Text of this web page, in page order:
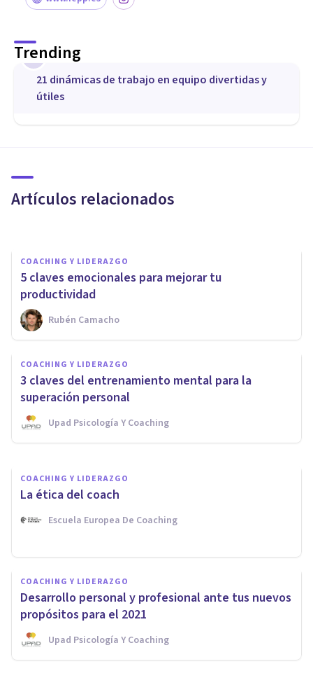
Trending
1
21 dinámicas de trabajo en equipo divertidas y
útiles
Artículos relacionados
Cómo superar las creencias
como emprendedor
COACHING Y LIDERAZGO
5 claves emocionales para mejorar tu
productividad
Rubén Camacho
COACHING Y LIDERAZGO
3 claves del entrenamiento mental para la
superación personal
Upad Psicología Y Coaching
Dar espacio y el trabajo con la
sombra
Mireia Canet
COACHING Y LIDERAZGO
La ética del coach
Escuela Europea De Coaching
COACHING Y LIDERAZGO
Desarrollo personal y profesional ante tus nuevos
propósitos para el 2021
Upad Psicología Y Coaching